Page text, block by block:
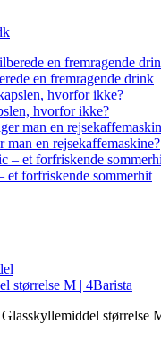
en fremragende drink
hvorfor ikke?
en rejsekaffemaskine?
et forfriskende sommerhit
størrelse M | 4Barista